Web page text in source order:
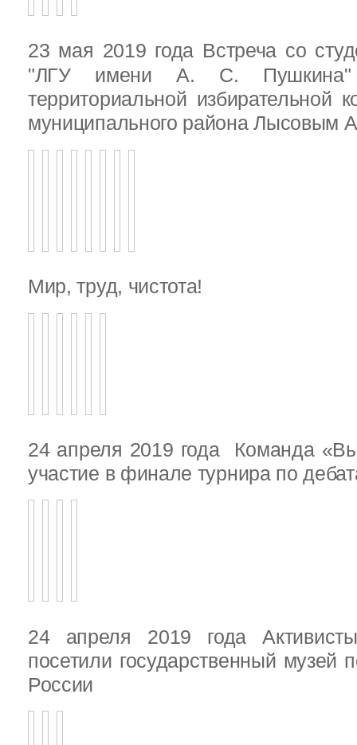
23 мая 2019 года Встреча со
"ЛГУ имени А. С. Пушкина"
территориальной избирательной
муниципального района Лысовым
Мир, труд, чистота!
24 апреля 2019 года Команда
участие в финале турнира по
24 апреля 2019 года
посетили государственный музей
России